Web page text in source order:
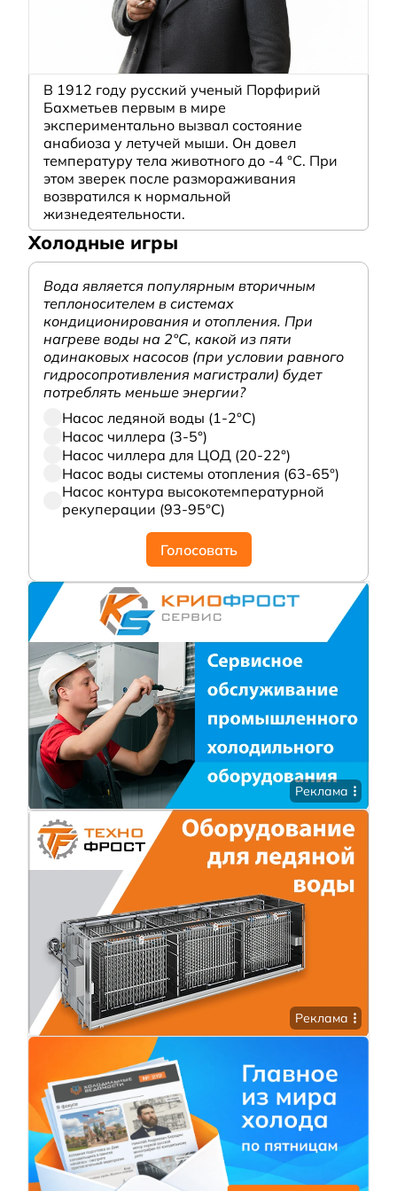
В 1912 году русский ученый Порфирий
Бахметьев первым в мире
экспериментально вызвал состояние
анабиоза у летучей мыши. Он довел
температуру тела животного до -4 °C. При
этом зверек после размораживания
возвратился к нормальной
жизнедеятельности.
Холодные игры
Вода является популярным вторичным
теплоносителем в системах
кондиционирования и отопления. При
нагреве воды на 2°С, какой из пяти
одинаковых насосов (при условии равного
гидросопротивления магистрали) будет
потреблять меньше энергии?
Насос ледяной воды (1-2°С)
Насос чиллера (3-5°)
Насос чиллера для ЦОД (20-22°)
Насос воды системы отопления (63-65°)
Насос контура высокотемпературной
рекуперации (93-95°С)
Голосовать
Реклама
Реклама